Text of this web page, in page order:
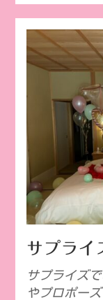
サプライ
サプライズ
やプロポー